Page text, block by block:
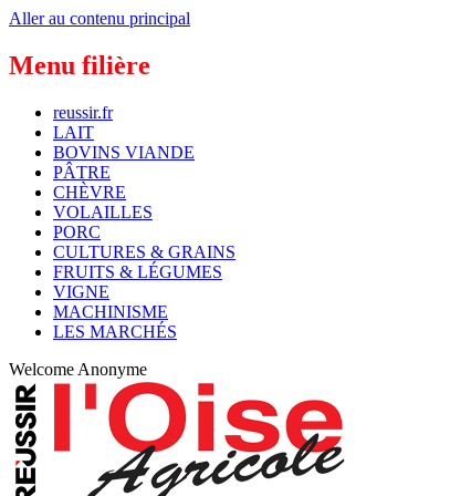
Aller au contenu principal
Menu filière
reussir.fr
LAIT
BOVINS VIANDE
PÂTRE
CHÈVRE
VOLAILLES
PORC
CULTURES & GRAINS
FRUITS & LÉGUMES
VIGNE
MACHINISME
LES MARCHÉS
Welcome Anonyme